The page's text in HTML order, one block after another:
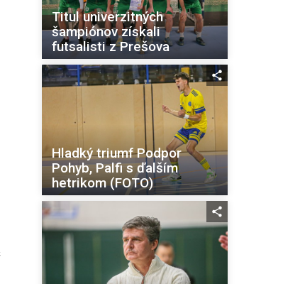
Titul univerzitných
šampiónov získali
futsalisti z Prešova
Hladký triumf Podpor
Pohyb, Palfi s ďalším
hetrikom (FOTO)